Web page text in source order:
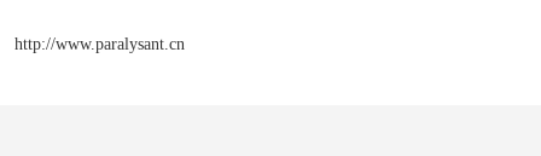
http://www.paralysant.cn